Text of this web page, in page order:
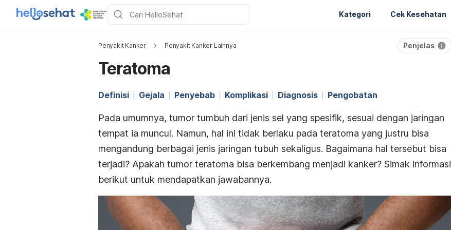
Kategori Cek Kesehatan
Penyakit Kanker Penyakit Kanker Lainnya Penjelas
Teratoma
Definisi Gejala Penyebab Komplikasi Diagnosis Pengobatan
Pada umumnya, tumor tumbuh dari jenis sel yang spesifik, sesuai dengan jaringan
tempat ia muncul. Namun, hal ini tidak berlaku pada teratoma yang justru bisa
mengandung berbagai jenis jaringan tubuh sekaligus. Bagaimana hal tersebut bisa
terjadi? Apakah tumor teratoma bisa berkembang menjadi kanker? Simak informasi
berikut untuk mendapatkan jawabannya.